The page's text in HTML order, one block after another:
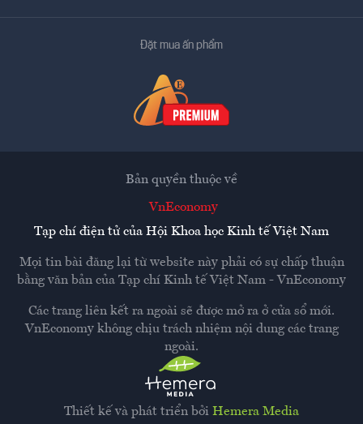
Đặt mua ấn phẩm
Thiết kế và phát triển bởi Hemera Media
Bản quyền thuộc về
VnEconomy
Tạp chí điện tử của Hội Khoa học Kinh tế Việt Nam
Mọi tin bài đăng lại từ website này phải có sự chấp thuận
bằng văn bản của Tạp chí Kinh tế Việt Nam - VnEconomy
Các trang liên kết ra ngoài sẽ được mở ra ở cửa sổ mới.
VnEconomy không chịu trách nhiệm nội dung các trang
ngoài.